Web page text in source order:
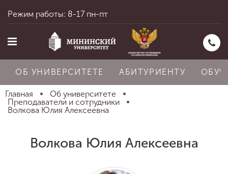
Режим работы: 8-17 пн-пт
ОБ УНИВЕРСИТЕТЕ АБИТУРИЕНТУ
Главная
Об университете
Преподаватели и сотрудники
Волкова Юлия Алексеевна
Волкова Юлия Алексеевна